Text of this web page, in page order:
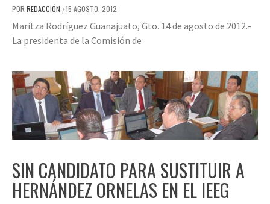
POR REDACCIÓN /15 AGOSTO, 2012
Maritza Rodríguez Guanajuato, Gto. 14 de agosto de 2012.-
La presidenta de la Comisión de
SIN CANDIDATO PARA SUSTITUIR A
HERNÁNDEZ ORNELAS EN EL IEEG